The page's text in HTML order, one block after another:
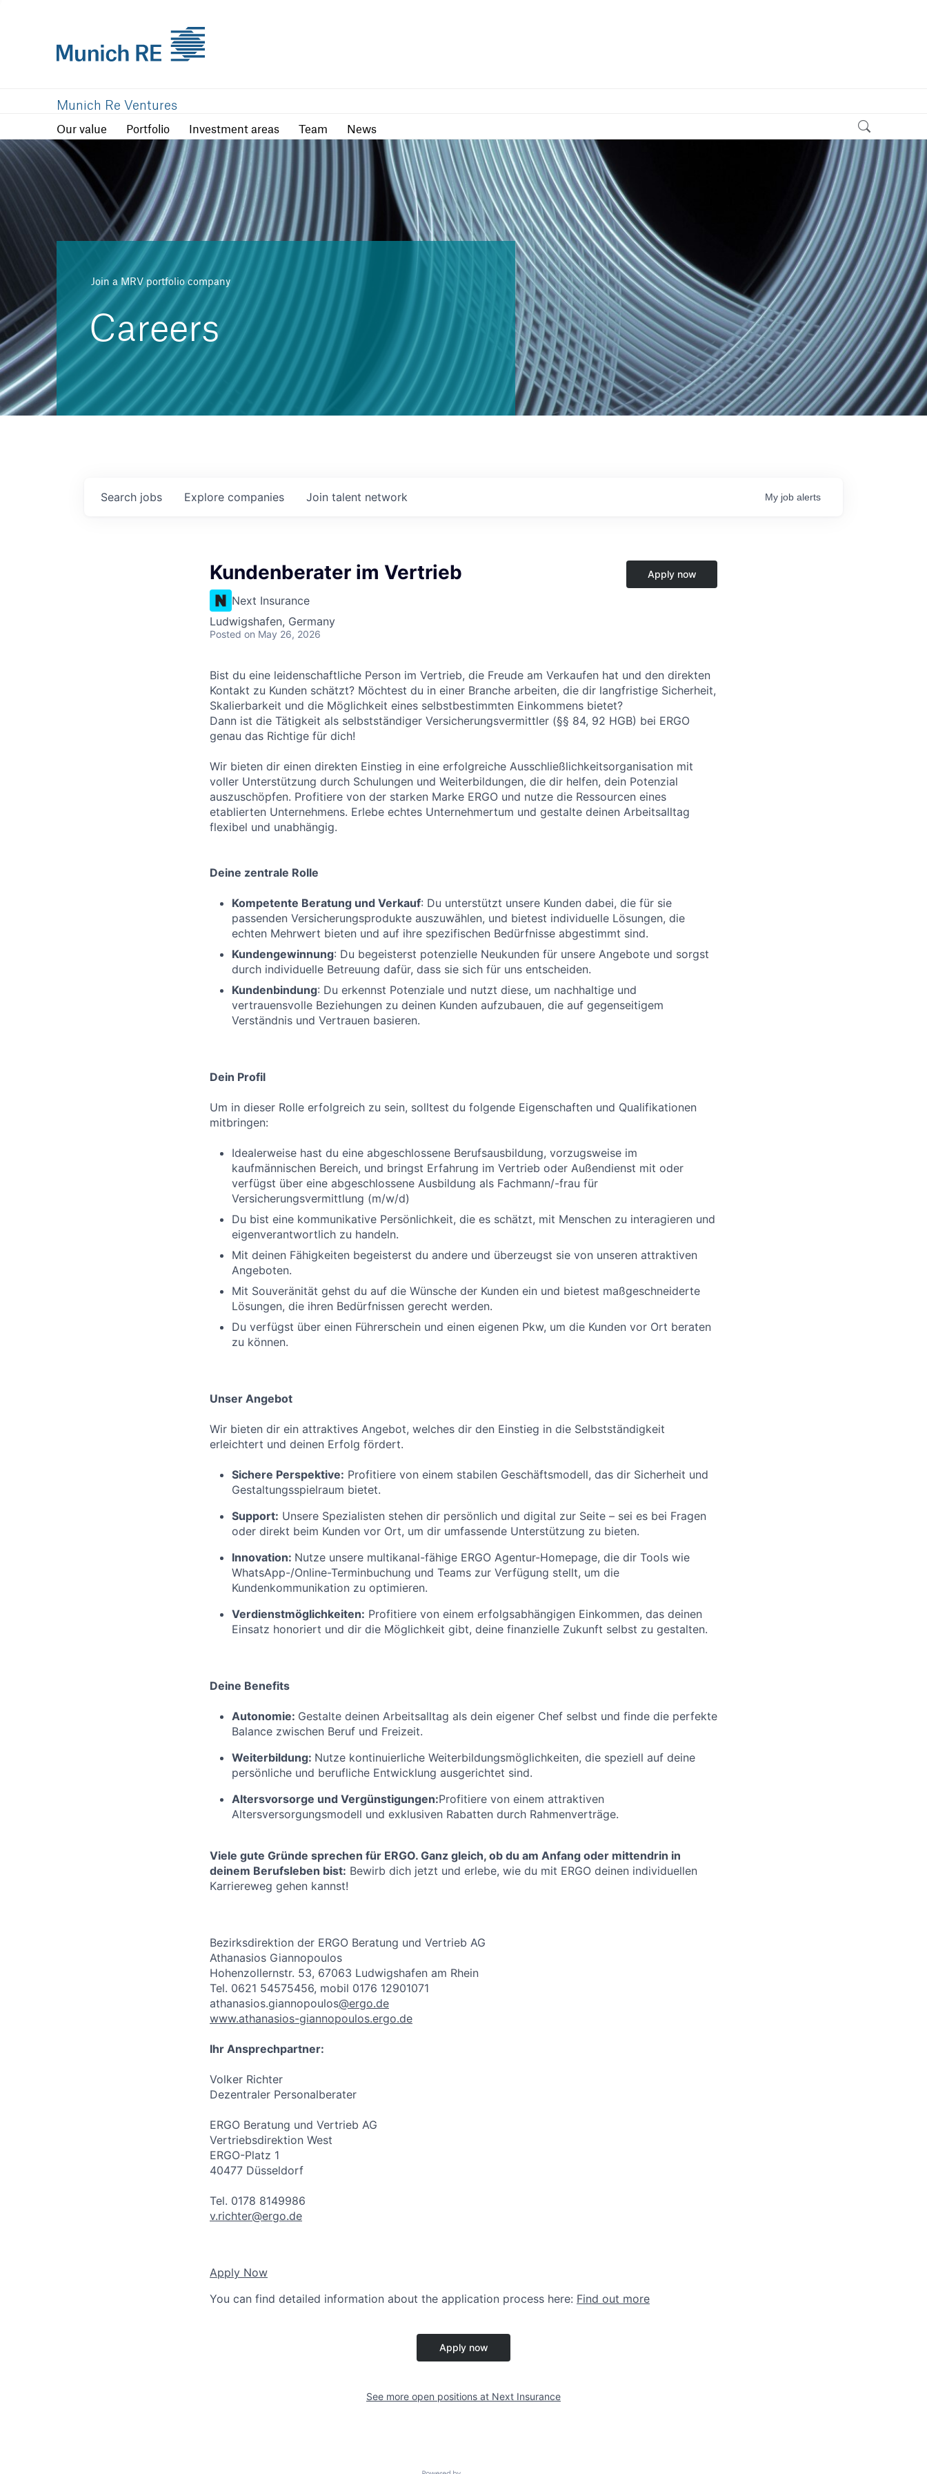
Munich Re Ventures
Our value Portfolio Investment areas Team News
Portfolio
Join a MRV portfolio company
Careers
Search jobs Explore companies Join talent network My job alerts
Kundenberater im Vertrieb
Next Insurance
Ludwigshafen, Germany
Posted on May 26, 2026
Apply now
Bist du eine leidenschaftliche Person im Vertrieb, die Freude am Verkaufen hat und den direkten
Kontakt zu Kunden schätzt? Möchtest du in einer Branche arbeiten, die dir langfristige Sicherheit,
Skalierbarkeit und die Möglichkeit eines selbstbestimmten Einkommens bietet?
Dann ist die Tätigkeit als selbstständiger Versicherungsvermittler (§§ 84, 92 HGB) bei ERGO
genau das Richtige für dich!
Wir bieten dir einen direkten Einstieg in eine erfolgreiche Ausschließlichkeitsorganisation mit
voller Unterstützung durch Schulungen und Weiterbildungen, die dir helfen, dein Potenzial
auszuschöpfen. Profitiere von der starken Marke ERGO und nutze die Ressourcen eines
etablierten Unternehmens. Erlebe echtes Unternehmertum und gestalte deinen Arbeitsalltag
flexibel und unabhängig.
Deine zentrale Rolle
Kompetente Beratung und Verkauf: Du unterstützt unsere Kunden dabei, die für sie
passenden Versicherungsprodukte auszuwählen, und bietest individuelle Lösungen, die
echten Mehrwert bieten und auf ihre spezifischen Bedürfnisse abgestimmt sind.
Kundengewinnung: Du begeisterst potenzielle Neukunden für unsere Angebote und sorgst
durch individuelle Betreuung dafür, dass sie sich für uns entscheiden.
Kundenbindung: Du erkennst Potenziale und nutzt diese, um nachhaltige und
vertrauensvolle Beziehungen zu deinen Kunden aufzubauen, die auf gegenseitigem
Verständnis und Vertrauen basieren.
Dein Profil
Um in dieser Rolle erfolgreich zu sein, solltest du folgende Eigenschaften und Qualifikationen
mitbringen:
Idealerweise hast du eine abgeschlossene Berufsausbildung, vorzugsweise im
kaufmännischen Bereich, und bringst Erfahrung im Vertrieb oder Außendienst mit oder
verfügst über eine abgeschlossene Ausbildung als Fachmann/-frau für
Versicherungsvermittlung (m/w/d)
Du bist eine kommunikative Persönlichkeit, die es schätzt, mit Menschen zu interagieren und
eigenverantwortlich zu handeln.
Mit deinen Fähigkeiten begeisterst du andere und überzeugst sie von unseren attraktiven
Angeboten.
Mit Souveränität gehst du auf die Wünsche der Kunden ein und bietest maßgeschneiderte
Lösungen, die ihren Bedürfnissen gerecht werden.
Du verfügst über einen Führerschein und einen eigenen Pkw, um die Kunden vor Ort beraten
zu können.
Unser Angebot
Wir bieten dir ein attraktives Angebot, welches dir den Einstieg in die Selbstständigkeit
erleichtert und deinen Erfolg fördert.
Sichere Perspektive: Profitiere von einem stabilen Geschäftsmodell, das dir Sicherheit und
Gestaltungsspielraum bietet.
Support: Unsere Spezialisten stehen dir persönlich und digital zur Seite – sei es bei Fragen
oder direkt beim Kunden vor Ort, um dir umfassende Unterstützung zu bieten.
Innovation: Nutze unsere multikanal-fähige ERGO Agentur-Homepage, die dir Tools wie
WhatsApp-/Online-Terminbuchung und Teams zur Verfügung stellt, um die
Kundenkommunikation zu optimieren.
Verdienstmöglichkeiten: Profitiere von einem erfolgsabhängigen Einkommen, das deinen
Einsatz honoriert und dir die Möglichkeit gibt, deine finanzielle Zukunft selbst zu gestalten.
Deine Benefits
Autonomie: Gestalte deinen Arbeitsalltag als dein eigener Chef selbst und finde die perfekte
Balance zwischen Beruf und Freizeit.
Weiterbildung: Nutze kontinuierliche Weiterbildungsmöglichkeiten, die speziell auf deine
persönliche und berufliche Entwicklung ausgerichtet sind.
Altersvorsorge und Vergünstigungen:Profitiere von einem attraktiven
Altersversorgungsmodell und exklusiven Rabatten durch Rahmenverträge.
Viele gute Gründe sprechen für ERGO. Ganz gleich, ob du am Anfang oder mittendrin in
deinem Berufsleben bist: Bewirb dich jetzt und erlebe, wie du mit ERGO deinen individuellen
Karriereweg gehen kannst!
Bezirksdirektion der ERGO Beratung und Vertrieb AG
Athanasios Giannopoulos
Hohenzollernstr. 53, 67063 Ludwigshafen am Rhein
Tel. 0621 54575456, mobil 0176 12901071
athanasios.giannopoulos@ergo.de
www.athanasios-giannopoulos.ergo.de
Ihr Ansprechpartner:
Volker Richter
Dezentraler Personalberater
ERGO Beratung und Vertrieb AG
Vertriebsdirektion West
ERGO-Platz 1
40477 Düsseldorf
Tel. 0178 8149986
v.richter@ergo.de
Apply Now
You can find detailed information about the application process here: Find out more
Apply now
See more open positions at Next Insurance